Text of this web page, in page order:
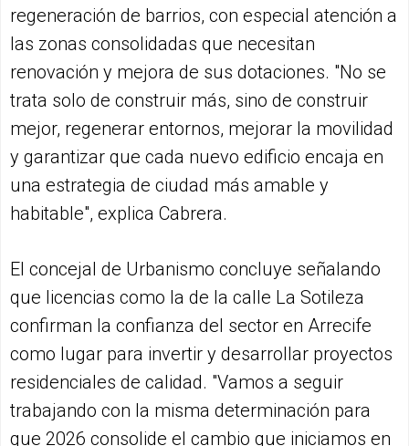
regeneración de barrios, con especial atención a
las zonas consolidadas que necesitan
renovación y mejora de sus dotaciones. "No se
trata solo de construir más, sino de construir
mejor, regenerar entornos, mejorar la movilidad
y garantizar que cada nuevo edificio encaja en
una estrategia de ciudad más amable y
habitable", explica Cabrera.
El concejal de Urbanismo concluye señalando
que licencias como la de la calle La Sotileza
confirman la confianza del sector en Arrecife
como lugar para invertir y desarrollar proyectos
residenciales de calidad. "Vamos a seguir
trabajando con la misma determinación para
que 2026 consolide el cambio que iniciamos en